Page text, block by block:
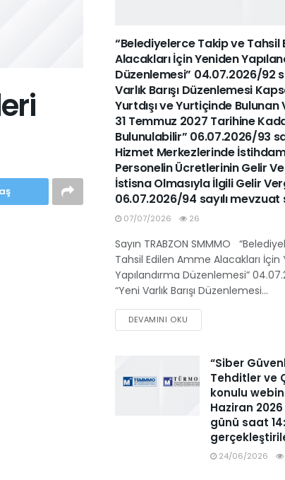
“Belediyelerce Takip ve Tahsil
Alacakları İçin Yeniden
Düzenlemesi” 04.07.2026/92
Varlık Barışı Düzenlemesi
Yurtdışı ve Yurtiçinde Bulunan
31 Temmuz 2027 Tarihine
Bulunulabilir” 06.07.2026/93
Hizmet Merkezlerinde
Personelin Ücretlerinin Gelir
İstisna Olmasıyla İlgili Gelir
06.07.2026/94 sayılı mevzuat
07/07/2026 26
Sayın TRABZON SMMMO
Tahsil Edilen Amme Alacakları İçin
Yapılandırma Düzenlemesi”
“Yeni Varlık Barışı Düzenlemesi...
DEVAMINI OKU
“Siber
Tehditler ve
konulu
Haziran
günü saat
24/06/2026